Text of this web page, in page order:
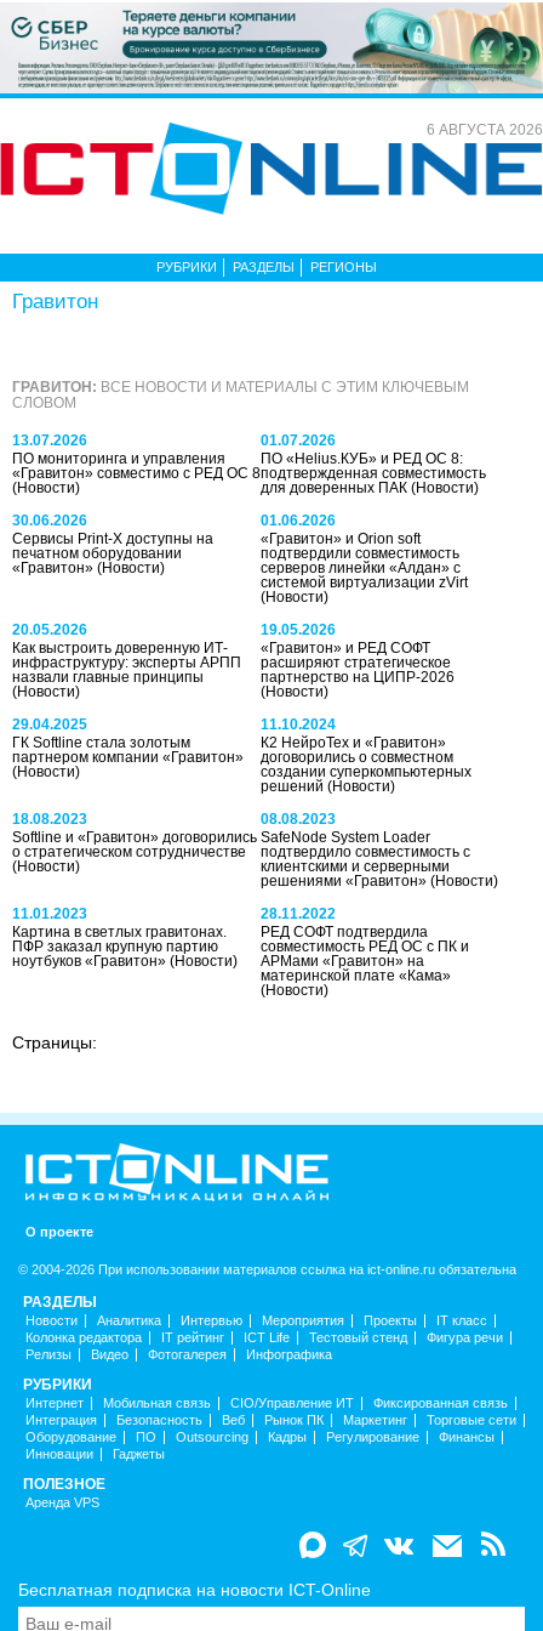
6 АВГУСТА 2026
РУБРИКИ РАЗДЕЛЫ РЕГИОНЫ
Гравитон
ГРАВИТОН: ВСЕ НОВОСТИ И МАТЕРИАЛЫ С ЭТИМ КЛЮЧЕВЫМ
СЛОВОМ
13.07.2026
ПО мониторинга и управления
«Гравитон» совместимо с РЕД ОС 8
(Новости)
01.07.2026
ПО «Helius.КУБ» и РЕД ОС 8:
подтвержденная совместимость
для доверенных ПАК(Новости)
30.06.2026
Сервисы Print-X доступны на
печатном оборудовании
«Гравитон» (Новости)
01.06.2026
«Гравитон» и Orion soft
подтвердили совместимость
серверов линейки «Алдан» с
системой виртуализации zVirt
(Новости)
20.05.2026
Как выстроить доверенную ИТ-
инфраструктуру: эксперты АРПП
назвали главные принципы
(Новости)
19.05.2026
«Гравитон» и РЕД СОФТ
расширяют стратегическое
партнерство на ЦИПР-2026
(Новости)
29.04.2025
ГК Softline стала золотым
партнером компании «Гравитон»
(Новости)
11.10.2024
К2 НейроТех и «Гравитон»
договорились о совместном
создании суперкомпьютерных
решений(Новости)
18.08.2023
Softline и «Гравитон» договорились
о стратегическом сотрудничестве
(Новости)
08.08.2023
SafeNode System Loader
подтвердило совместимость с
клиентскими и серверными
решениями «Гравитон»(Новости)
11.01.2023
Картина в светлых гравитонах.
ПФР заказал крупную партию
ноутбуков «Гравитон» (Новости)
28.11.2022
РЕД СОФТ подтвердила
совместимость РЕД ОС с ПК и
АРМами «Гравитон» на
материнской плате «Кама»
(Новости)
Страницы:
О проекте
© 2004-2026 При использовании материалов ссылка на ict-online.ru обязательна
РАЗДЕЛЫ
Новости Аналитика Интервью Мероприятия Проекты
IT класс
Колонка редактора
IT рейтинг ICT Life Тестовый стенд
Фигура речи
Релизы
Видео Фотогалерея Инфографика
РУБРИКИ
Интернет Мобильная связь CIO/Управление ИТ
Фиксированная связь
Интеграция
Безопасность Веб Рынок ПК Маркетинг
Торговые сети
Оборудование
ПО Outsourcing Кадры Регулирование
Финансы
Инновации
Гаджеты
ПОЛЕЗНОЕ
Аренда VPS
Бесплатная подписка на новости ICT-Online